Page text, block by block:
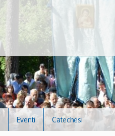
Eventi Catechesi